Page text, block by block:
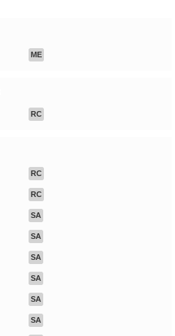
ME
RC
RC
RC
SA
SA
SA
SA
SA
SA